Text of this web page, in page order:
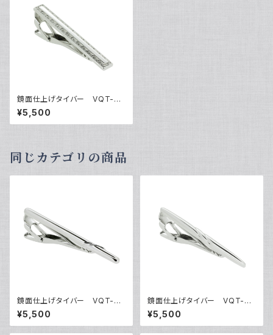
鏡面仕上げタイバー VQT-03
04
¥5,500
同じカテゴリの商品
鏡面仕上げタイバー VQT-03
01
¥5,500
鏡面仕上げタイバー VQT-03
02
¥5,500